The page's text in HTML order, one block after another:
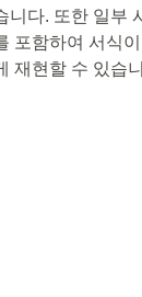
니다. 또한 일부
포함하여 서식
재현할 수 있습